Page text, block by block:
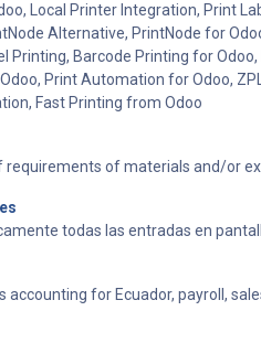
Local Printer Integration, Print
Alternative, PrintNode for
Printing, Barcode Printing for
Print Automation for Odoo,
Fast Printing from Odoo
of materials and/or
todas las entradas en
accounting for Ecuador, payroll,